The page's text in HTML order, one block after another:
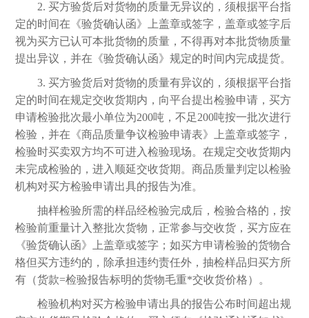
2. 买方验货后对货物的质量无异议的，须根据平台指
定的时间在《验货确认函》上盖章或签字，盖章或签字后
视为买方已认可本批货物的质量，不得再对本批货物质量
提出异议，并在《验货确认函》规定的时间内完成提货。
3. 买方验货后对货物的质量有异议的，须根据平台指
定的时间在规定交收货期内，向平台提出检验申请，买方
申请检验批次最小单位为200吨，不足200吨按一批次进行
检验，并在《商品质量争议检验申请表》上盖章或签字，
检验时买卖双方均不可进入检验现场。在规定交收货期内
未完成检验的，进入顺延交收货期。商品质量判定以检验
机构对买方检验申请出具的报告为准。
抽样检验所需的样品经检验完成后，检验合格的，按
检验前重量计入整批次货物，正常参与交收货，买方应在
《验货确认函》上盖章或签字；如买方申请检验的货物合
格但买方违约的，除承担违约责任外，抽检样品归买方所
有（货款=检验报告标明的货物毛重*交收货价格）。
检验机构对买方检验申请出具的报告公布时间超出规